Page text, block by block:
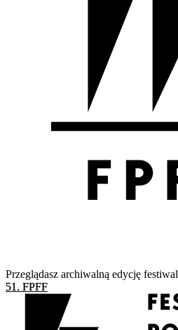
Przeglądasz archiwalną edycję
51. FPFF